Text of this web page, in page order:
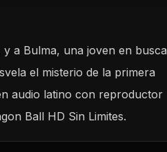
a Bulma, una joven en busca
el misterio de la primera
audio latino con reproductor
Ball HD Sin Limites.